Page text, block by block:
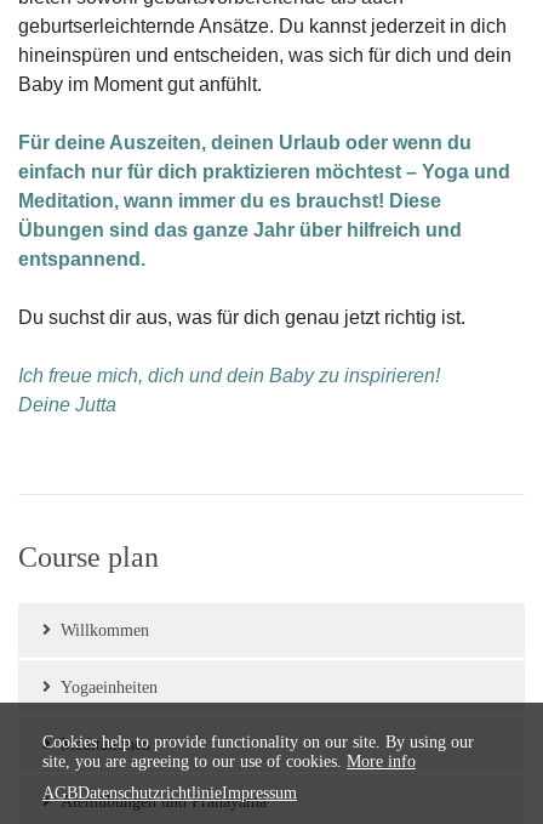
geburtserleichternde Ansätze. Du kannst jederzeit in dich
hineinspüren und entscheiden, was sich für dich und dein
Baby im Moment gut anfühlt.
Für deine Auszeiten, deinen Urlaub oder wenn du
einfach nur für dich praktizieren möchtest – Yoga und
Meditation, wann immer du es brauchst! Diese
Übungen sind das ganze Jahr über hilfreich und
entspannend.
Du suchst dir aus, was für dich genau jetzt richtig ist.
Ich freue mich, dich und dein Baby zu inspirieren!
Deine Jutta
Course plan
Willkommen
Yogaeinheiten
Meditationen
Atemübungen und Pranayama
Cookies help to provide functionality on our site. By using our
site, you are agreeing to our use of cookies. More info
AGBDatenschutzrichtlinieImpressum